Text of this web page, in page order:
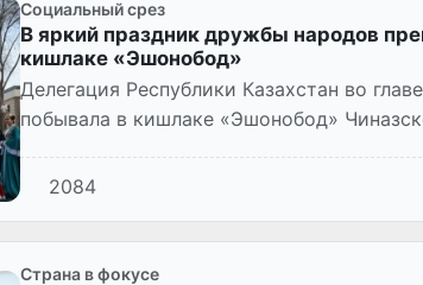
Социальный срез
В яркий праздник дружбы народов
кишлаке «Эшонобод»
Делегация Республики Казахстан во
побывала в кишлаке «Эшонобод»
2084
Страна в фокусе